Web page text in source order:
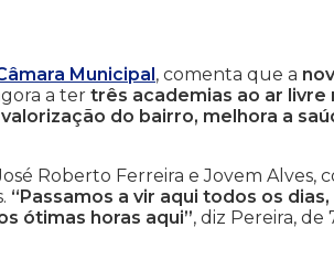
Municipal, comenta que a
a ter três academias ao ar livre
do bairro, melhora a
Roberto Ferreira e Jovem Alves,
“Passamos a vir aqui todos os
ótimas horas aqui”, diz Pereira, de